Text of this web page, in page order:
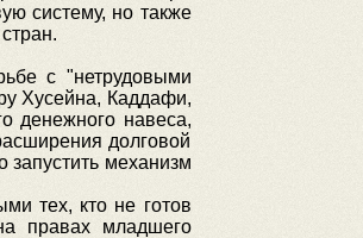
систему, но также
с "нетрудовыми
Хусейна, Каддафи,
денежного навеса,
долговой
механизм
тех, кто не готов
правах младшего